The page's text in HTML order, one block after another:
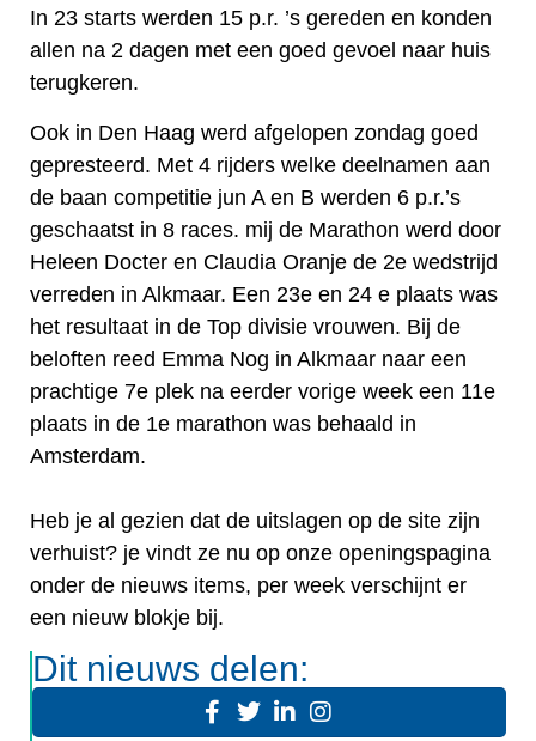
In 23 starts werden 15 p.r. ’s gereden en konden
allen na 2 dagen met een goed gevoel naar huis
terugkeren.
Ook in Den Haag werd afgelopen zondag goed
gepresteerd. Met 4 rijders welke deelnamen aan
de baan competitie jun A en B werden 6 p.r.’s
geschaatst in 8 races. mij de Marathon werd door
Heleen Docter en Claudia Oranje de 2e wedstrijd
verreden in Alkmaar. Een 23e en 24 e plaats was
het resultaat in de Top divisie vrouwen. Bij de
beloften reed Emma Nog in Alkmaar naar een
prachtige 7e plek na eerder vorige week een 11e
plaats in de 1e marathon was behaald in
Amsterdam.
Heb je al gezien dat de uitslagen op de site zijn
verhuist? je vindt ze nu op onze openingspagina
onder de nieuws items, per week verschijnt er
een nieuw blokje bij.
Dit nieuws delen: